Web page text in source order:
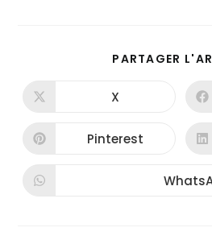
PARTAGER
Ouvrir
autre
fenêtre
X
Ouvrir
Pinterest